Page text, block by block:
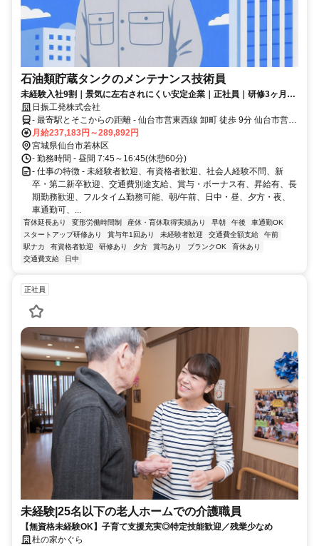
石油類貯蔵タンクのメンテナンス技術員
未経験入社9割｜景気に左右されにくい安定企業｜正社員｜研修3ヶ月｜
専門スキルが身につく｜奨学金返済補助制度あり
日振工発株式会社
- 最寄駅とそこからの距離 - 仙台市営東西線 卸町 徒歩 9分 仙台市営東
西線 六丁の目 徒歩 20分 仙石線 宮城野原 車 6分 マイカー通勤OK(無
料駐車場あり)
月給237,183円～289,892円
宮城県仙台市若林区
- 勤務時間 - 昼間 7:45～16:45(休憩60分)
- 仕事の特徴 - 未経験者歓迎、有資格者歓迎、社会人経験不問、新
卒・第二新卒歓迎、交通費別途支給、賞与・ボーナス有、昇給有、長
期勤務歓迎、フルタイム勤務可能、朝/午前、日中・昼、夕方・夜、
車通勤可、...
育休延長あり 変形労働時間制 産休・育休取得実績あり 早朝 午後
車通勤OK
スタートアップ研修あり
賞与年1回あり 未経験者歓迎 交通費全額支給
午前
駅ナカ
有資格者歓迎 研修あり 夕方 賞与あり ブランクOK
育休あり
交通費支給
日中
正社員
未経験|25名以下の老人ホームでの介護職員
【無資格未経験OK】子育て支援充実◎特定技能歓迎／残業少なめ
杜の家かぐら